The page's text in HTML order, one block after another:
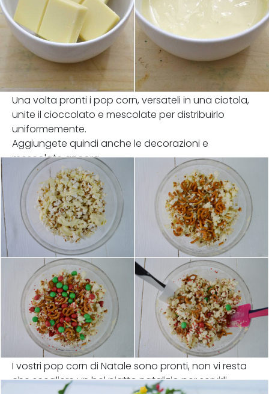
Una volta pronti i pop corn, versateli in una ciotola,
unite il cioccolato e mescolate per distribuirlo
uniformemente.
Aggiungete quindi anche le decorazioni e
mescolate ancora.
I vostri pop corn di Natale sono pronti, non vi resta
che scegliere un bel piatto natalizio per servirli.